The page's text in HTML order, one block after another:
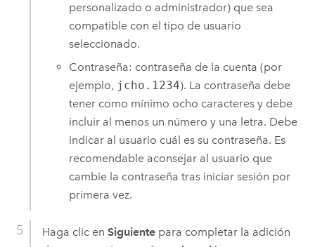
personalizado o administrador) que sea
compatible con el tipo de usuario
seleccionado.
Contraseña: contraseña de la cuenta (por
ejemplo, jcho.1234). La contraseña debe
tener como mínimo ocho caracteres y debe
incluir al menos un número y una letra. Debe
indicar al usuario cuál es su contraseña. Es
recomendable aconsejar al usuario que
cambie la contraseña tras iniciar sesión por
primera vez.
Haga clic en Siguientepara completar la adición